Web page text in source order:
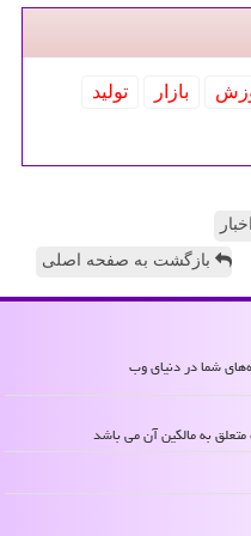
بازار
تولید
بازگشت به صفحه اصلی
شما در دنیای وب